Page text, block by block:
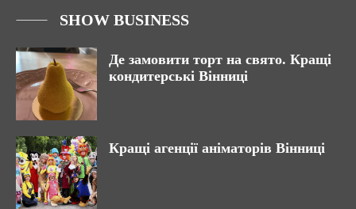
SHOW BUSINESS
Де замовити торт на свято. Кращі
кондитерські Вінниці
Кращі агенції аніматорів Вінниці